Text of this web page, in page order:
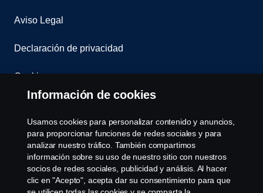
Aviso Legal
Declaración de privacidad
Cookies
Sistema de Denuncias
Configuración de cookies
Información de cookies
Usamos cookies para personalizar contenido y anuncios,
para proporcionar funciones de redes sociales y para
analizar nuestro tráfico. También compartimos
información sobre su uso de nuestro sitio con nuestros
socios de redes sociales, publicidad y análisis. Al hacer
clic en "Acepto", acepta dar su consentimiento para que